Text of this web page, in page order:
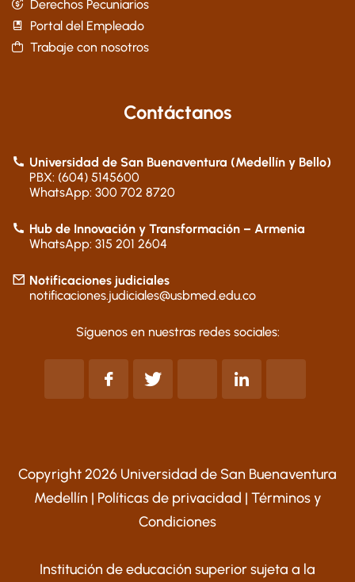
Derechos Pecuniarios
Portal del Empleado
Trabaje con nosotros
Contáctanos
Universidad de San Buenaventura (Medellín y Bello)
PBX: (604) 5145600
WhatsApp: 300 702 8720
Hub de Innovación y Transformación – Armenia
WhatsApp: 315 201 2604
Notificaciones judiciales
notificaciones.judiciales@usbmed.edu.co
Síguenos en nuestras redes sociales:
Copyright 2026 Universidad de San Buenaventura
Medellín | Políticas de privacidad | Términos y
Condiciones
Institución de educación superior sujeta a la